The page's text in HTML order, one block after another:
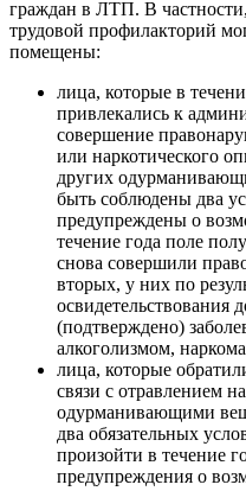
граждан в ЛТП. В
трудовой профилакторий
помещены:
лица, которые в
привлекались к
совершение
или наркотического
других
быть соблюдены два
предупреждены о
течение года поле
снова совершили
вторых, у них по
освидетельствования
(подтверждено)
алкоголизмом,
лица, которые
связи с отравлением
одурманивающими
два обязательных
произойти в течение
предупреждения о